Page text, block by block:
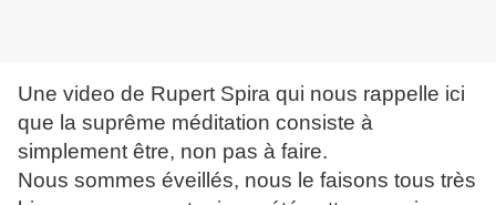
Une video de Rupert Spira qui nous rappelle ici
que la suprême méditation consiste à
simplement être, non pas à faire.
Nous sommes éveillés, nous le faisons tous très